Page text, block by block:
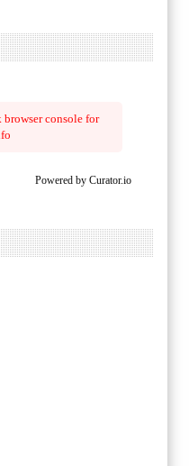
console for
Powered by Curator.io